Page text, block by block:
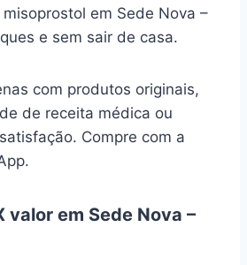
em Sede Nova –
e sem sair de casa.
com produtos originais,
de receita médica ou
Compre com a
valor em Sede Nova –